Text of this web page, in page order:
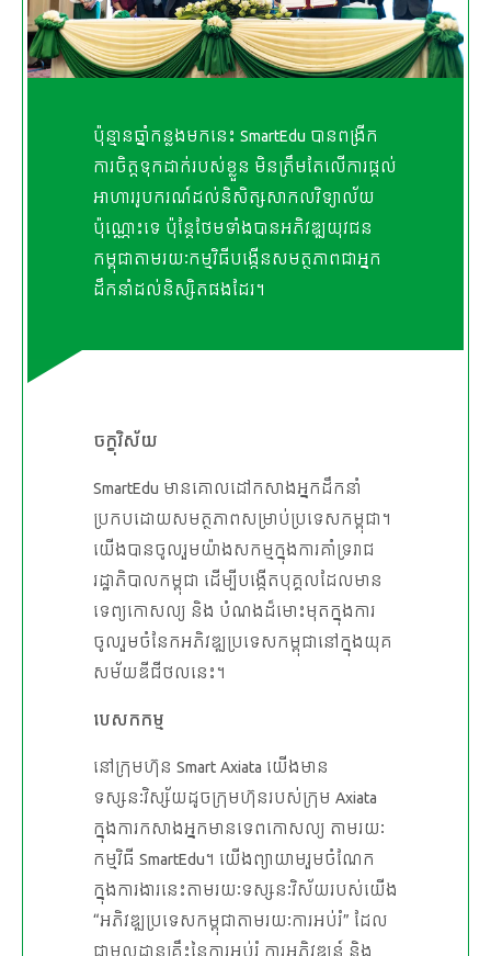
ប៉ុន្មានឆ្នាំកន្លងមកនេះ SmartEdu បានពង្រីក
ការចិត្តទុកដាក់របស់ខ្លួន មិនត្រឹមតែលើការផ្ដល់
អាហាររូបករណ៍ដល់និសិត្សសាកលវិទ្យាល័យ
ប៉ុណ្ណោះទេ ប៉ុន្ដែថែមទាំងបានអភិវឌ្ឍយុវជន
កម្ពុជាតាមរយៈកម្មវិធីបង្កើនសមត្ថភាពជាអ្នក
ដឹកនាំដល់និស្សិតផងដែរ។
ចក្ខុវិស័យ
SmartEdu មានគោលដៅកសាងអ្នកដឹកនាំ
ប្រកបដោយសមត្ថភាពសម្រាប់ប្រទេសកម្ពុជា។
យើងបានចូលរួមយ៉ាងសកម្មក្នុងការគាំទ្ររាជ
រដ្ឋាភិបាលកម្ពុជា ដើម្បីបង្កើតបុគ្គលដែលមាន
ទេព្យកោសល្យ និង បំណងដ៏មោះមុតក្នុងការ
ចូលរួមចំនែកអភិវឌ្ឍប្រទេសកម្ពុជានៅក្នុងយុគ
សម័យឌីជីថលនេះ។
បេសកកម្ម
នៅក្រុមហ៊ុន Smart Axiata យើងមាន
ទស្សនៈវិស្ស័យដូចក្រុមហ៊ុនរបស់ក្រុម Axiata
ក្នុងការកសាងអ្នកមានទេពកោសល្យ តាមរយៈ
កម្មវិធី SmartEdu។ យើងព្យាយាមរួមចំណែក
ក្នុងការងារនេះតាមរយៈទស្សនៈវិស័យរបស់យើង
“អភិវឌ្ឍប្រទេសកម្ពុជាតាមរយៈការអប់រំ” ដែល